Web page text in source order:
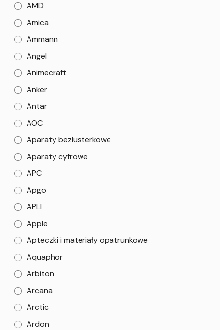
AMD
Amica
Ammann
Angel
Animecraft
Anker
Antar
AOC
Aparaty bezlusterkowe
Aparaty cyfrowe
APC
Apgo
APLI
Apple
Apteczki i materiały opatrunkowe
Aquaphor
Arbiton
Arcana
Arctic
Ardon